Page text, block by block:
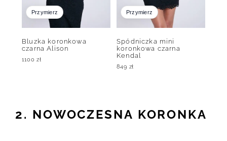
Przymierz
Bluzka koronkowa
czarna Alison
1100zł
Przymierz
Spódniczka mini
koronkowa czarna
Kendal
849 zł
2. NOWOCZESNA KORONKA